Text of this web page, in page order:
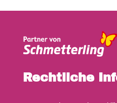
Rechtliche